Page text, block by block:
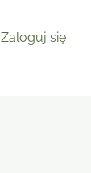
Zaloguj się